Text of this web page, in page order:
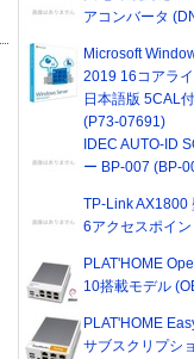
アコンバータ
Microsoft
2019 16コアラ
日本語版 5CAL
(P73-07691)
IDEC AUTO-ID
ー BP-007 (BP-
TP-Link AX1800
6アクセスポイ
PLAT'HOME
10搭載モデル
PLAT'HOME
サブスクリプシ